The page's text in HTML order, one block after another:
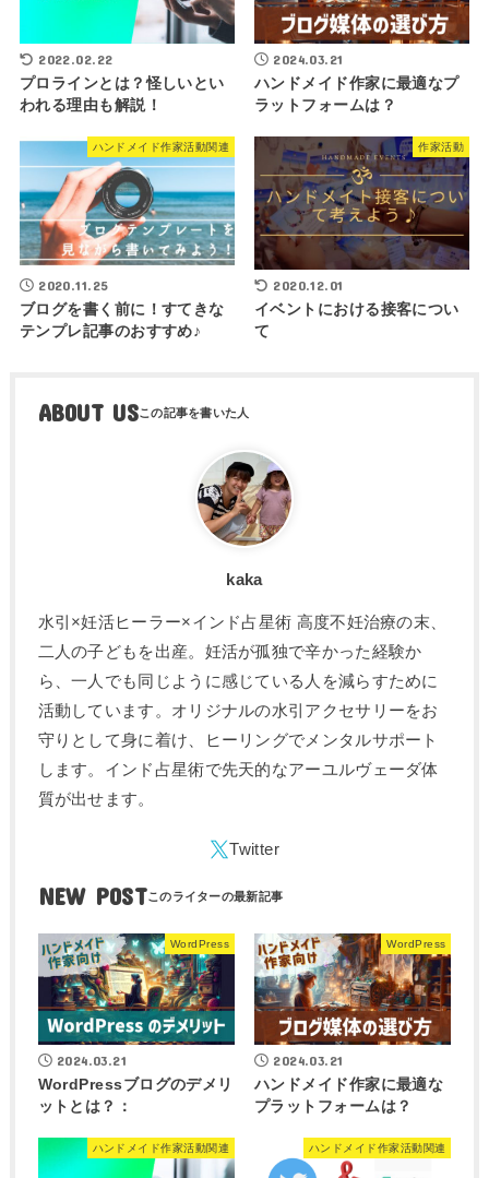
2022.02.22
プロラインとは？怪しいとい
われる理由も解説！
2024.03.21
ハンドメイド作家に最適なプ
ラットフォームは？
ハンドメイド作家活動関連
2020.11.25
ブログを書く前に！すてきな
テンプレ記事のおすすめ♪
作家活動
2020.12.01
イベントにおける接客につい
て
ABOUT US
kaka
水引×妊活ヒーラー×インド占星術 高度不妊治療の末、
二人の子どもを出産。妊活が孤独で辛かった経験か
ら、一人でも同じように感じている人を減らすために
活動しています。オリジナルの水引アクセサリーをお
守りとして身に着け、ヒーリングでメンタルサポート
します。インド占星術で先天的なアーユルヴェーダ体
質が出せます。
NEW POST
WordPress
2024.03.21
WordPressブログのデメリ
ットとは？：
WordPress
2024.03.21
ハンドメイド作家に最適な
プラットフォームは？
ハンドメイド作家活動関連 ハンドメイド作家活動関連